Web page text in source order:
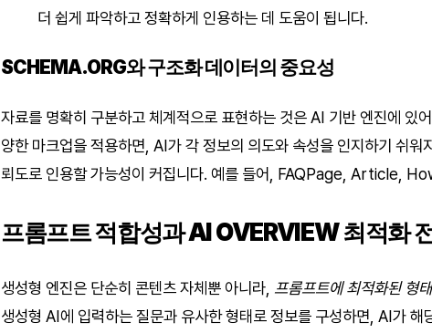
더 쉽게 파악하고 정확하게 인용하는 데 도움이 됩니다.
SCHEMA.ORG와 구조화 데이터의 중요성
자료를 명확히 구분하고 체계적으로 표현하는 것은 AI 기반 엔진에
양한 마크업을 적용하면, AI가 각 정보의 의도와 속성을 인지하기 쉬
뢰도로 인용할 가능성이 커집니다. 예를 들어, FAQPage, Article,
프롬프트 적합성과 AI OVERVIEW 최적화
생성형 엔진은 단순히 콘텐츠 자체뿐 아니라, 프롬프트에 최적화된 형태
생성형 AI에 입력하는 질문과 유사한 형태로 정보를 구성하면, AI가